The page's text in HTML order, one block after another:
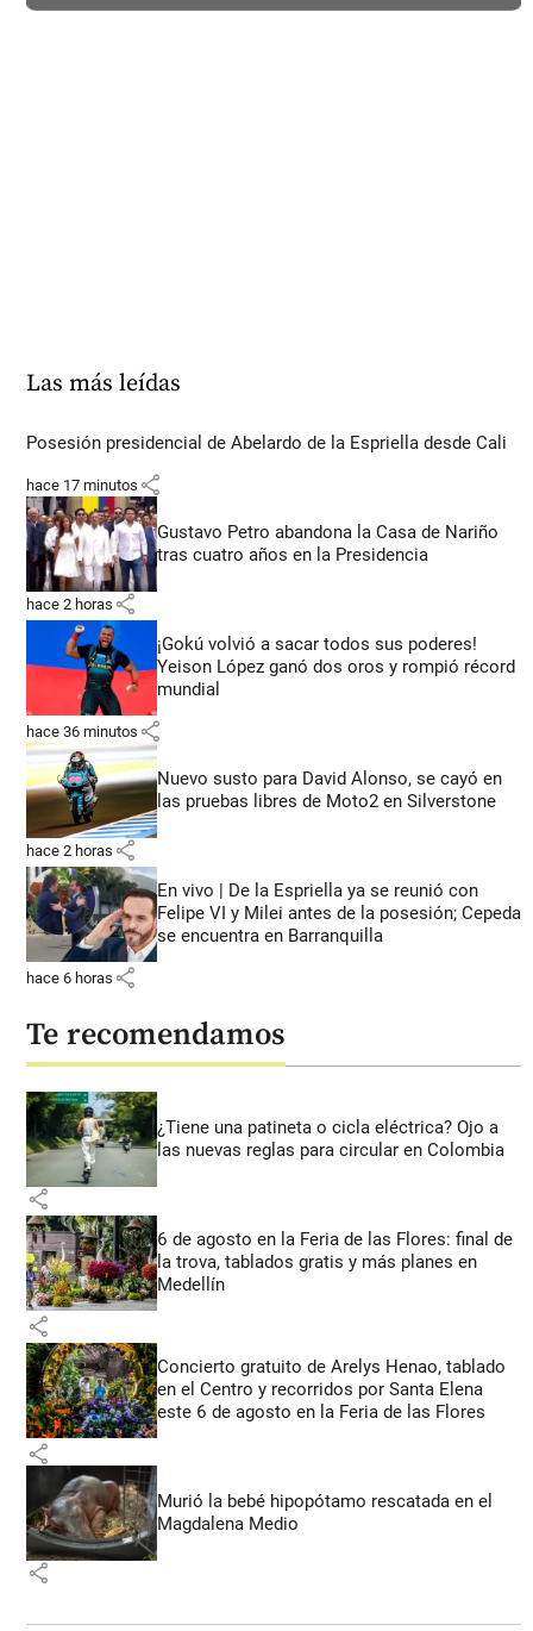
Las más leídas
Posesión presidencial de Abelardo de la Espriella desde Cali
hace 17 minutos share
Gustavo Petro abandona la Casa de Nariño
tras cuatro años en la Presidencia
hace 2 horas share
¡Gokú volvió a sacar todos sus poderes!
Yeison López ganó dos oros y rompió récord
mundial
hace 36 minutos share
Nuevo susto para David Alonso, se cayó en
las pruebas libres de Moto2 en Silverstone
hace 2 horas share
En vivo | De la Espriella ya se reunió con
Felipe VI y Milei antes de la posesión; Cepeda
se encuentra en Barranquilla
hace 6 horas share
Te recomendamos
¿Tiene una patineta o cicla eléctrica? Ojo a
las nuevas reglas para circular en Colombia
share
6 de agosto en la Feria de las Flores: final de
la trova, tablados gratis y más planes en
Medellín
share
Concierto gratuito de Arelys Henao, tablado
en el Centro y recorridos por Santa Elena
este 6 de agosto en la Feria de las Flores
share
Murió la bebé hipopótamo rescatada en el
Magdalena Medio
share